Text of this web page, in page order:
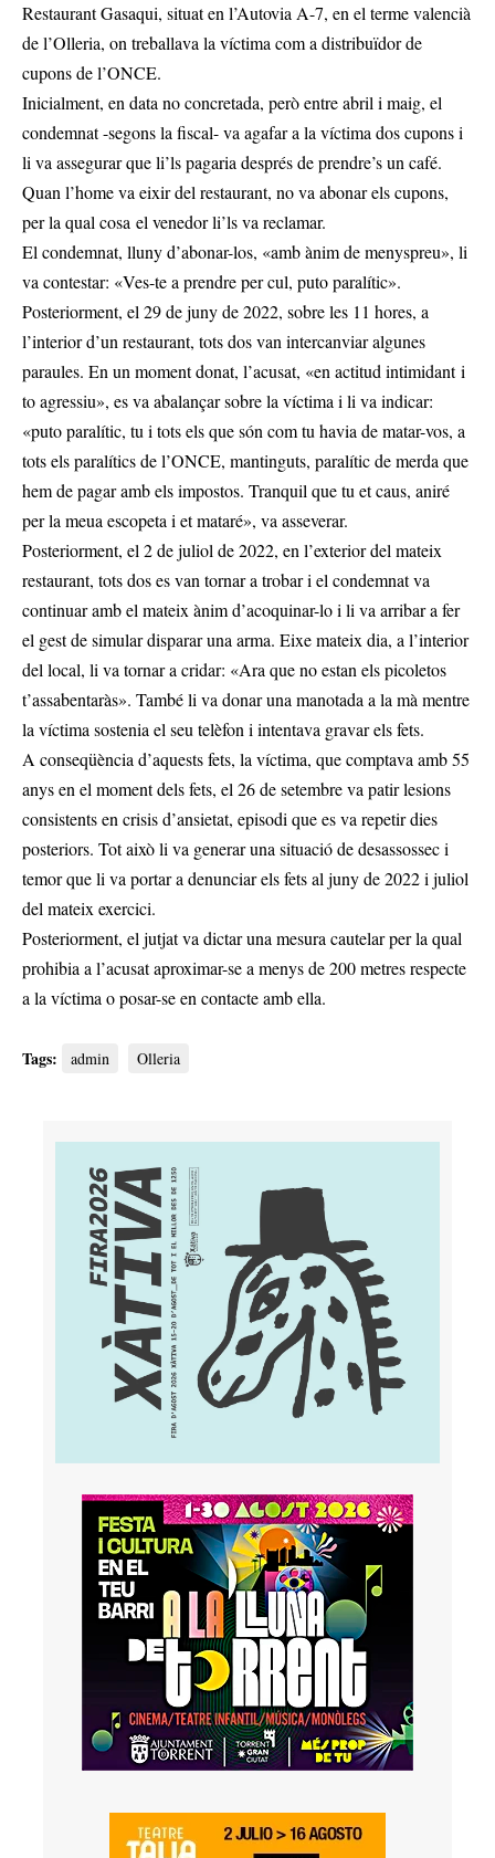
Restaurant Gasaqui, situat en l’Autovia A-7, en el terme valencià
de l’Olleria, on treballava la víctima com a distribuïdor de
cupons de l’ONCE.
Inicialment, en data no concretada, però entre abril i maig, el
condemnat -segons la fiscal- va agafar a la víctima dos cupons i
li va assegurar que li’ls pagaria després de prendre’s un café.
Quan l’home va eixir del restaurant, no va abonar els cupons,
per la qual cosa el venedor li’ls va reclamar.
El condemnat, lluny d’abonar-los, «amb ànim de menyspreu», li
va contestar: «Ves-te a prendre per cul, puto paralític».
Posteriorment, el 29 de juny de 2022, sobre les 11 hores, a
l’interior d’un restaurant, tots dos van intercanviar algunes
paraules. En un moment donat, l’acusat, «en actitud intimidant i
to agressiu», es va abalançar sobre la víctima i li va indicar:
«puto paralític, tu i tots els que són com tu havia de matar-vos, a
tots els paralítics de l’ONCE, mantinguts, paralític de merda que
hem de pagar amb els impostos. Tranquil que tu et caus, aniré
per la meua escopeta i et mataré», va asseverar.
Posteriorment, el 2 de juliol de 2022, en l’exterior del mateix
restaurant, tots dos es van tornar a trobar i el condemnat va
continuar amb el mateix ànim d’acoquinar-lo i li va arribar a fer
el gest de simular disparar una arma. Eixe mateix dia, a l’interior
del local, li va tornar a cridar: «Ara que no estan els picoletos
t’assabentaràs». També li va donar una manotada a la mà mentre
la víctima sostenia el seu telèfon i intentava gravar els fets.
A conseqüència d’aquests fets, la víctima, que comptava amb 55
anys en el moment dels fets, el 26 de setembre va patir lesions
consistents en crisis d’ansietat, episodi que es va repetir dies
posteriors. Tot això li va generar una situació de desassossec i
temor que li va portar a denunciar els fets al juny de 2022 i juliol
del mateix exercici.
Posteriorment, el jutjat va dictar una mesura cautelar per la qual
prohibia a l’acusat aproximar-se a menys de 200 metres respecte
a la víctima o posar-se en contacte amb ella.
Tags: admin Olleria